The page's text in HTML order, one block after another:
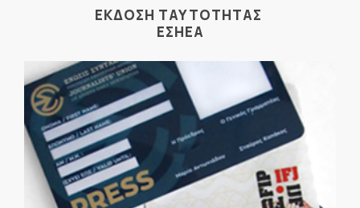
ΕΚΔΟΣΗ ΤΑΥΤΟΤΗΤΑΣ
ΕΣΗΕΑ